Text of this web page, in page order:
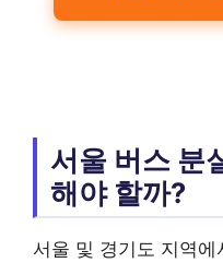
서울 버스 분
해야 할까?
서울 및 경기도 지역